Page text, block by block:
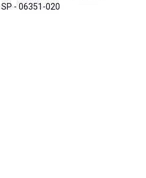
- 06351-020